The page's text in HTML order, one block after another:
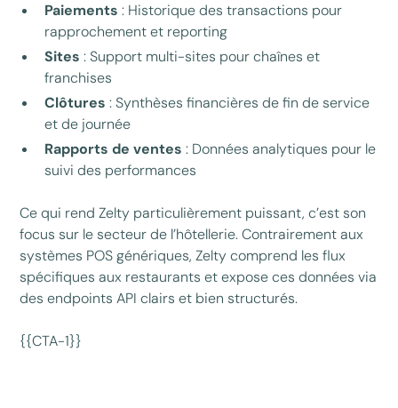
Paiements : Historique des transactions pour
rapprochement et reporting
Sites : Support multi-sites pour chaînes et
franchises
Clôtures : Synthèses financières de fin de service
et de journée
Rapports de ventes : Données analytiques pour le
suivi des performances
Ce qui rend Zelty particulièrement puissant, c’est son
focus sur le secteur de l’hôtellerie. Contrairement aux
systèmes POS génériques, Zelty comprend les flux
spécifiques aux restaurants et expose ces données via
des endpoints API clairs et bien structurés.
{{CTA-1}}